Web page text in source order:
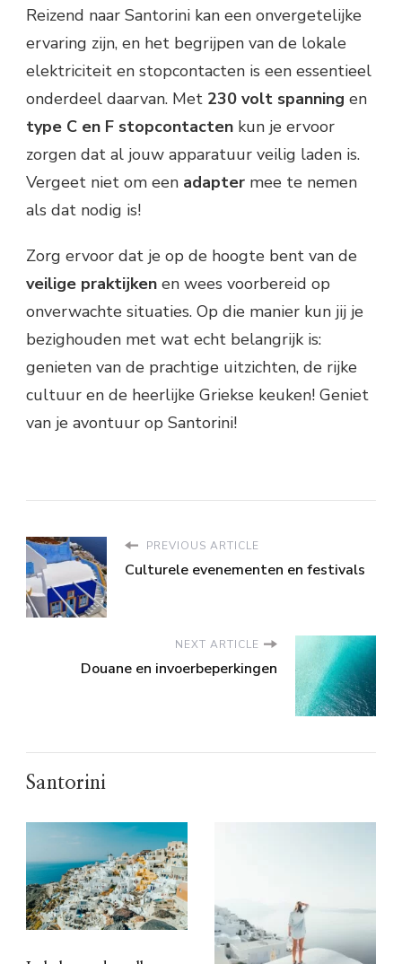
Reizend naar Santorini kan een onvergetelijke
ervaring zijn, en het begrijpen van de lokale
elektriciteit en stopcontacten is een essentieel
onderdeel daarvan. Met 230 volt spanning en
type C en F stopcontacten kun je ervoor
zorgen dat al jouw apparatuur veilig laden is.
Vergeet niet om een adapter mee te nemen
als dat nodig is!
Zorg ervoor dat je op de hoogte bent van de
veilige praktijken en wees voorbereid op
onverwachte situaties. Op die manier kun jij je
bezighouden met wat echt belangrijk is:
genieten van de prachtige uitzichten, de rijke
cultuur en de heerlijke Griekse keuken! Geniet
van je avontuur op Santorini!
PREVIOUS ARTICLE
Culturele evenementen en festivals
NEXT ARTICLE
Douane en invoerbeperkingen
Santorini